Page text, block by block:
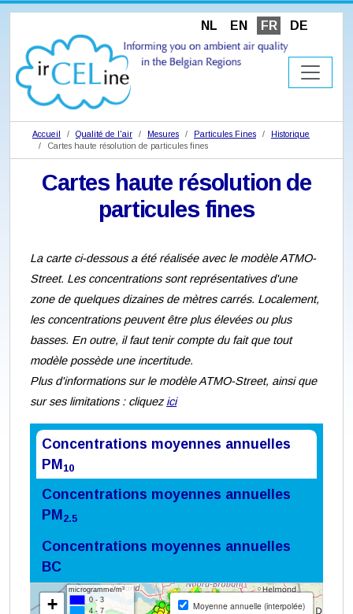
NL EN FR DE
Accueil Qualité de l'air Mesures Particules Fines
Historique
Cartes haute résolution de particules fines
Cartes haute résolution de
particules fines
La carte ci-dessous a été réalisée avec le modèle ATMO-
Street. Les concentrations sont représentatives d'une
zone de quelques dizaines de mètres carrés. Localement,
les concentrations peuvent être plus élevées ou plus
basses. En outre, il faut tenir compte du fait que tout
modèle possède une incertitude.
Plus d'informations sur le modèle ATMO-Street, ainsi que
sur ses limitations : cliquezici
Concentrations moyennes annuelles
PM10
Concentrations moyennes annuelles
PM 2.5
Concentrations moyennes annuelles
BC